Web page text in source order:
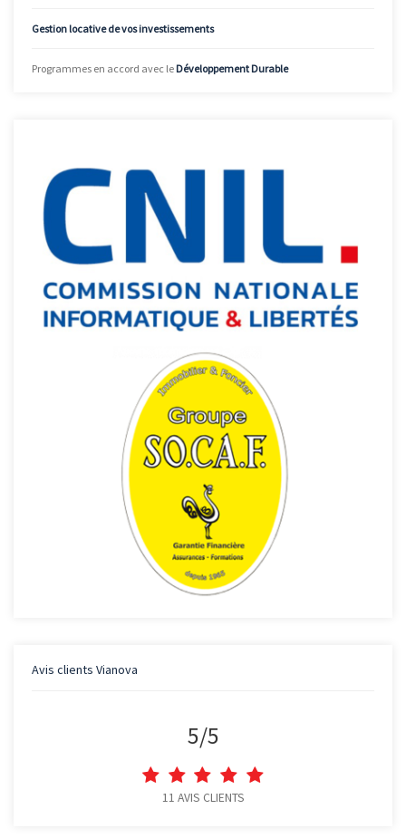
Gestion locative de vos investissements
Programmes en accord avec le Développement Durable
Avis clients Vianova
5/5
11 AVIS CLIENTS